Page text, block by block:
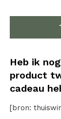
Heb ik
product
cadeau
[bron: